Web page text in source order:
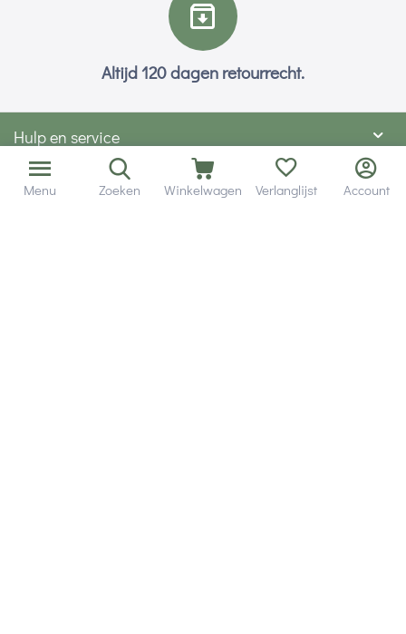
Altijd 120 dagen retourrecht.
Hulp en service
Contact gegevens
Menu Zoeken Winkelwagen Verlanglijst Account